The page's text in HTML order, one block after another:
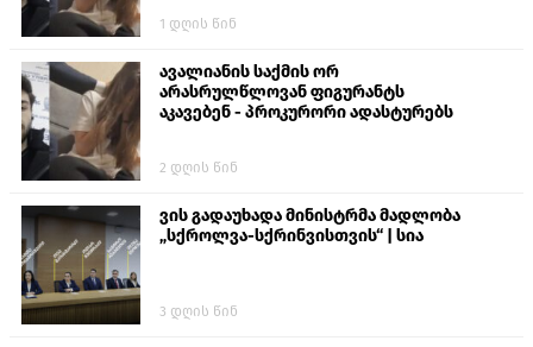
თავს დასხმოდა გიგა ავალიანს“
1 დღის წინ
ავალიანის საქმის ორ
არასრულწლოვან ფიგურანტს
აკავებენ - პროკურორი ადასტურებს
2 დღის წინ
ვის გადაუხადა მინისტრმა მადლობა
„სქროლვა-სქრინვისთვის“ | სია
3 დღის წინ